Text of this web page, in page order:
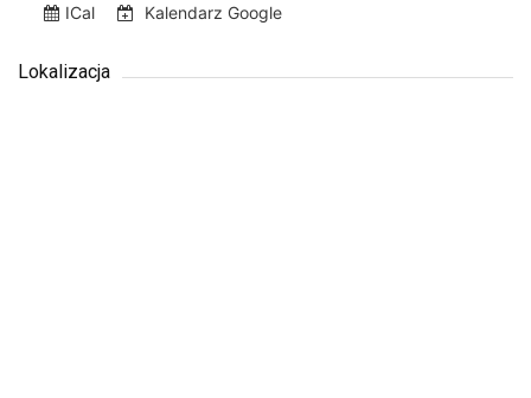
ICal Kalendarz Google
Lokalizacja